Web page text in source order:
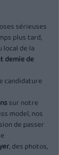
sérieuses
plus tard,
local de la
demie de
candidature
sur notre
model, nos
de passer
, des photos,